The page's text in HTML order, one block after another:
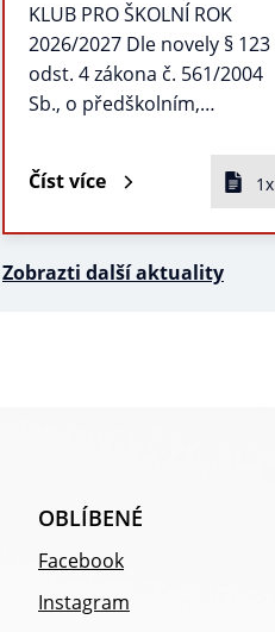
KLUB PRO ŠKOLNÍ ROK
2026/2027 Dle novely § 123
odst. 4 zákona č. 561/2004
Sb., o předškolním,…
Číst více 1x
Zobrazti další aktuality
OBLÍBENÉ
Facebook
Instagram